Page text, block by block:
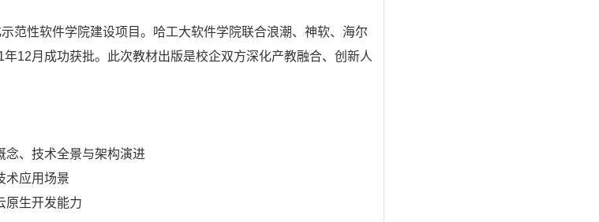
范性软件学院建设项目。哈工大软件学院联合浪潮、神软、海尔
年12月成功获批。此次教材出版是校企双方深化产教融合、创新人
念、技术全景与架构演进
术应用场景
原生开发能力